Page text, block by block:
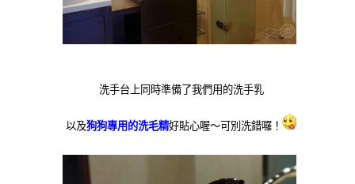
洗手台上同時準備了我們用的洗手乳
以及狗狗專用的洗毛精好貼心喔～可別洗錯囉！